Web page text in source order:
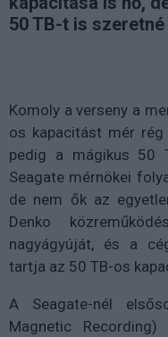
50 TB-t is szeretné
Komoly a verseny a
os kapacitást mér
pedig a mágikus 50
Seagate mérnökei
de nem ők az
Denko
nagyágyúját, és a
tartja az 50 TB-os
A Seagate-nél
Magnetic